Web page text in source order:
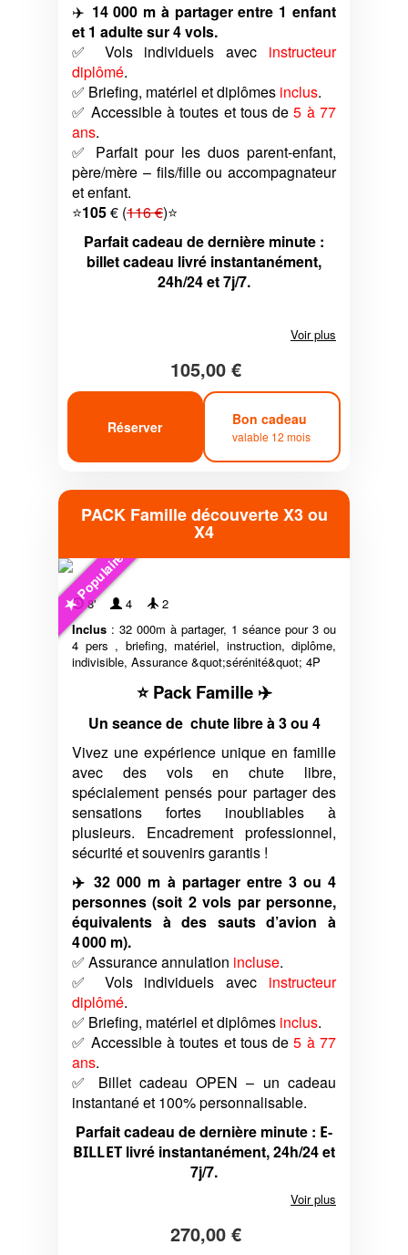
✈️ 14 000 m à partager entre 1 enfant
et 1 adulte sur 4 vols.
✅ Vols individuels avec instructeur
diplômé.
✅ Briefing, matériel et diplômes inclus.
✅ Accessible à toutes et tous de5 à 77
ans.
✅ Parfait pour les duos parent-enfant,
père/mère – fils/fille ou accompagnateur
et enfant.
⭐105€ (116 €)⭐
Parfait cadeau de dernière minute :
billet cadeau livré instantanément,
24h/24 et 7j/7.
Voir plus
105,00 €
Réserver Bon cadeau
valable 12 mois
PACK Famille découverte X3 ou
X4
Populaire
8' 4
2
Inclus : 32 000m à partager, 1 séance pour 3 ou
4 pers , briefing, matériel, instruction, diplôme,
indivisible, Assurance &quot;sérénité&quot; 4P
⭐ Pack Famille ✈️
Un seance de chute libre à 3 ou 4
Vivez une expérience unique en famille
avec des vols en chute libre,
spécialement pensés pour partager des
sensations fortes inoubliables à
plusieurs. Encadrement professionnel,
sécurité et souvenirs garantis !
✈️ 32 000 m à partager entre 3 ou 4
personnes (soit 2 vols par personne,
équivalents à des sauts d’avion à
4 000 m).
✅ Assurance annulation incluse.
✅ Vols individuels avec instructeur
diplômé.
✅ Briefing, matériel et diplômes inclus.
✅ Accessible à toutes et tous de5 à 77
ans.
✅ Billet cadeau OPEN – un cadeau
instantané et 100% personnalisable.
Parfait cadeau de dernière minute : E-
BILLETlivré instantanément, 24h/24 et
7j/7.
Voir plus
270,00 €